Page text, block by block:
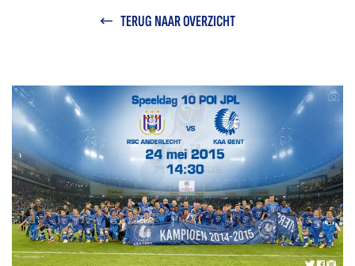
TERUG NAAR OVERZICHT